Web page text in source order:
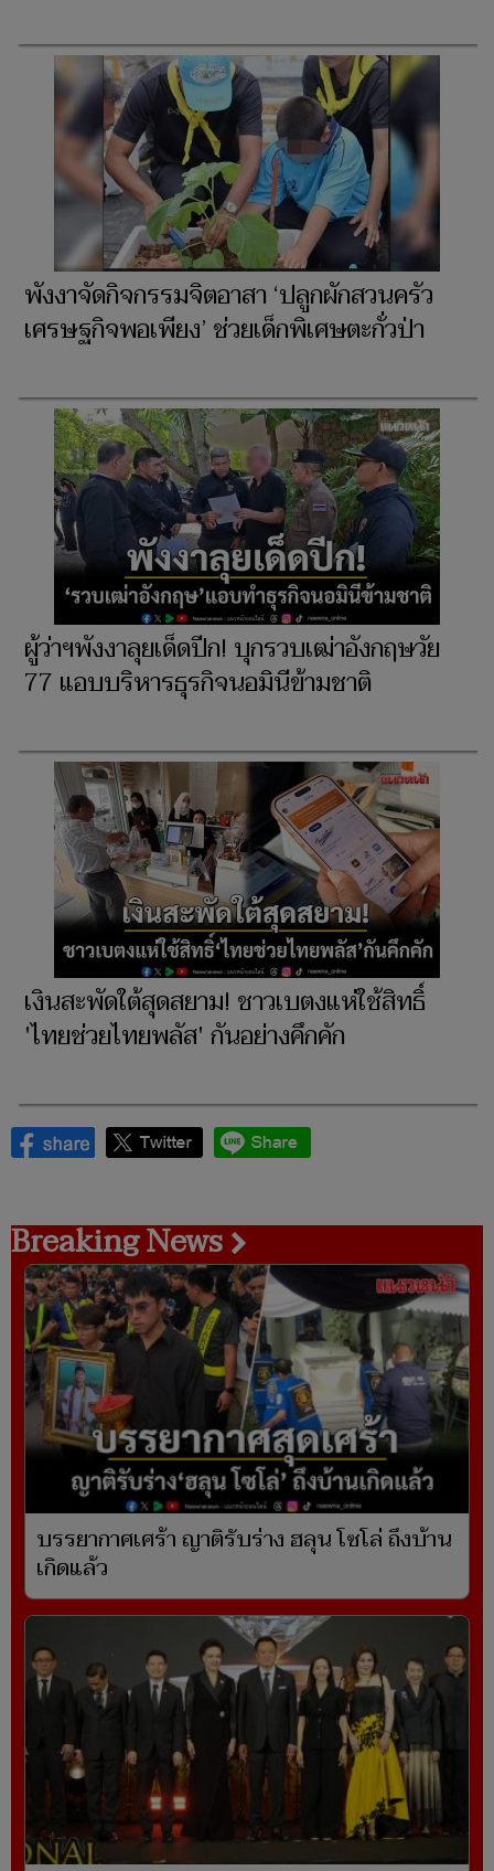
พังงาจัดกิจกรรมจิตอาสา ‘ปลูกผักสวนครัว
เศรษฐกิจพอเพียง’ ช่วยเด็กพิเศษตะกั่วป่า
ผู้ว่าฯพังงาลุยเด็ดปีก! บุกรวบเฒ่าอังกฤษวัย
77 แอบบริหารธุรกิจนอมินีข้ามชาติ
เงินสะพัดใต้สุดสยาม! ชาวเบตงแห่ใช้สิทธิ์
'ไทยช่วยไทยพลัส' กันอย่างคึกคัก
Breaking News
บรรยากาศเศร้า ญาติรับร่าง ฮลุน โซโล่ ถึงบ้าน
เกิดแล้ว